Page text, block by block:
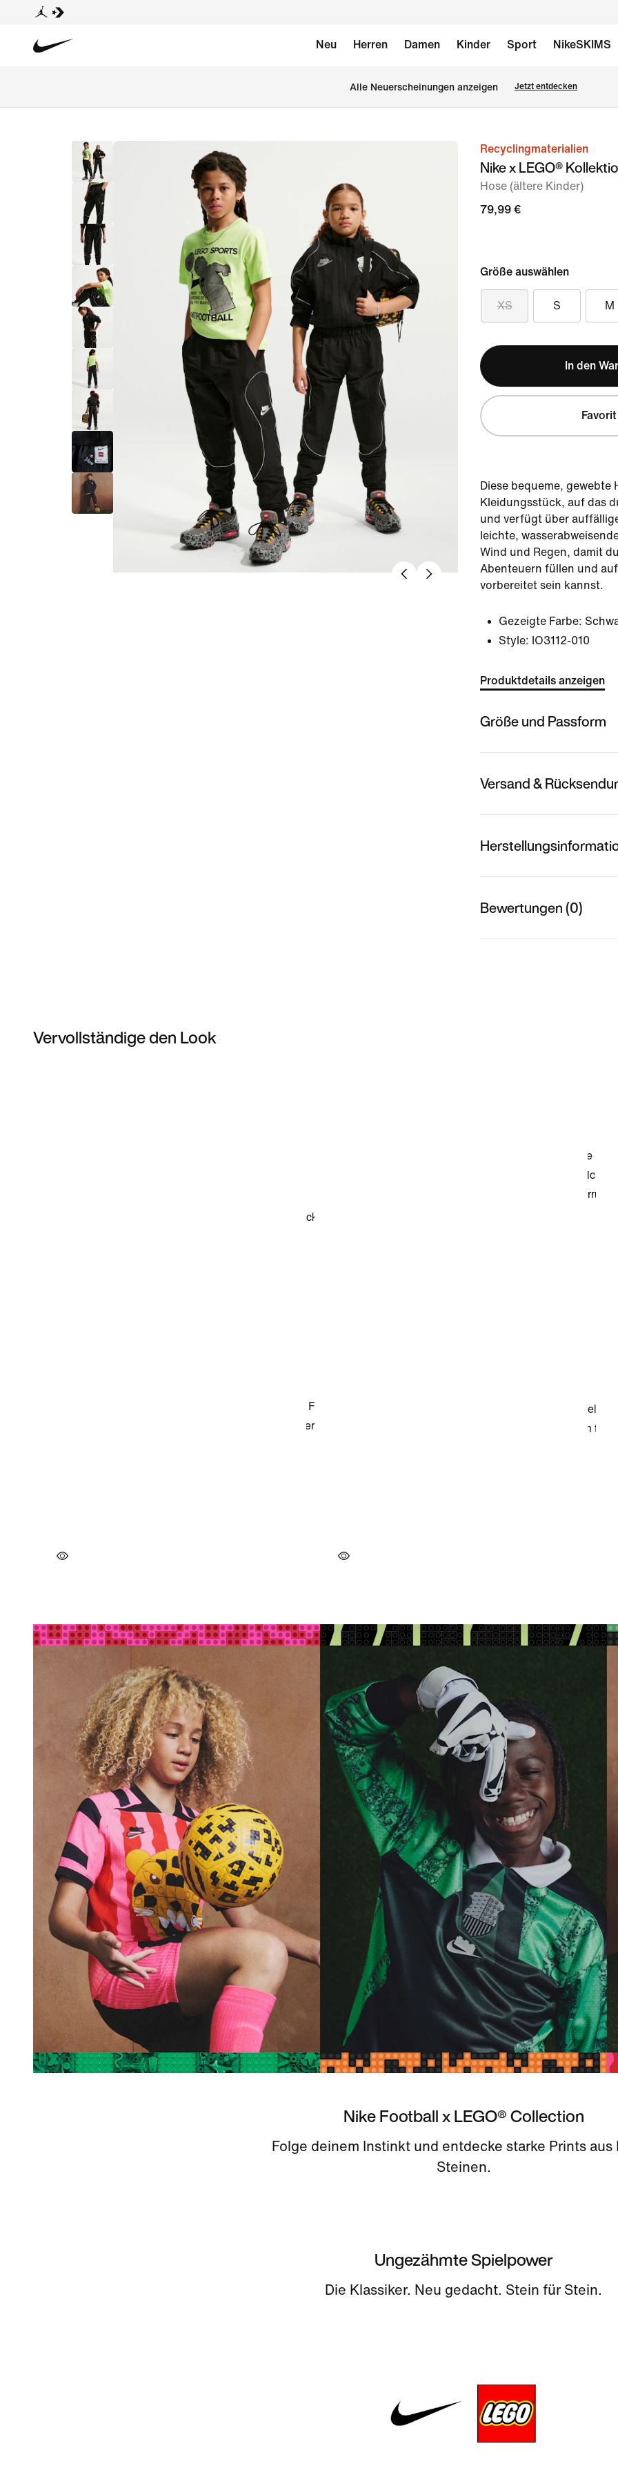
Neu Herren Damen Kinder Sport NikeSKIMS
Alle Neuerscheinungen anzeigen Jetzt entdecken
Bild 1Recyclingmaterialien
Nike x LEGO®
Hose (ältere Kinder)
79,99 €
Größe auswählen
XS S M
In den
Favorit
Diese bequeme, gewebte
Kleidungsstück, auf das
und verfügt über
leichte,
Wind und Regen, damit
Abenteuern füllen und
vorbereitet sein kannst.
Gezeigte Farbe:
Style: IO3112-010
Produktdetails anzeigen
Größe und Passform
Versand &
Bewertungen (0)
Vervollständige den Look
Nike Football x LEGO® Collection
Folge deinem Instinkt und entdecke starke Prints aus
Steinen.
Ungezähmte Spielpower
Die Klassiker. Neu gedacht. Stein für Stein.